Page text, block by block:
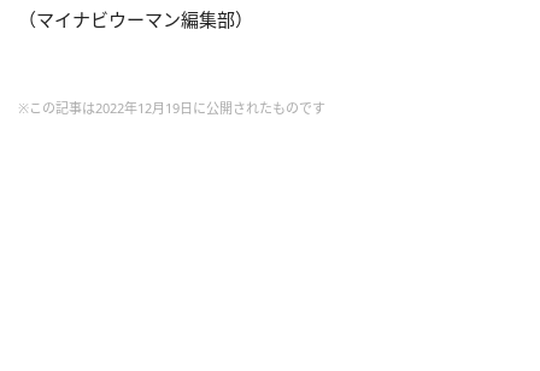
（マイナビウーマン編集部）
※この記事は2022年12月19日に公開されたものです